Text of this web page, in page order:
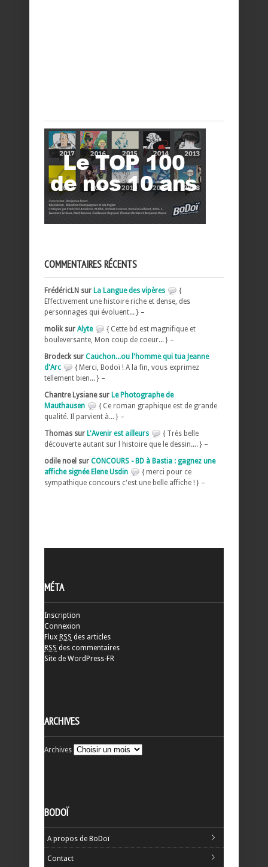
COMMENTAIRES RÉCENTS
FrédéricLN sur La Langue des vipères
{
Effectivement une histoire riche et dense, des
personnages qui évoluent... } –
molik sur Alyte
{ Cette bd est magnifique et
bouleversante, Mon coup de coeur... } –
Brodeck sur Cauchon...ou l'homme qui tua Jeanne
d'Arc
{ Merci, Bodoï ! A la fin, vous exprimez
tellement bien... } –
Chantre Lysiane sur Le Photographe de
Mauthausen
{ Ce roman graphique est de grande
qualité. Il parvient à... } –
Thomas sur L'Avenir est ailleurs
{ Très belle
découverte autant sur l histoire que le dessin.... } –
odile noel sur CONCOURS - BD à Bastia : gagnez une
affiche signée Elene Usdin
{ merci pour ce
sympathique concours c'est une belle affiche ! } –
MÉTA
Inscription
Connexion
Flux RSS des articles
RSS des commentaires
Site de WordPress-FR
ARCHIVES
Archives
BODOÏ
A propos de BoDoï
Contact